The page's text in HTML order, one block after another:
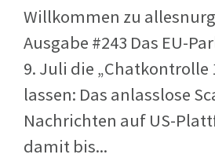
Willkommen zu
Ausgabe #243 Das EU-
9. Juli die „Chatkontrolle
lassen: Das anlasslose
Nachrichten auf US-
damit bis...